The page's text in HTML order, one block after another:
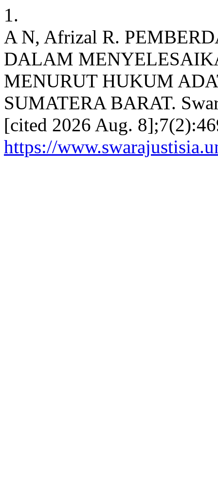
1.
A N, Afrizal R.
DALAM
MENURUT HUKUM
SUMATERA BARAT.
[cited 2026 Aug.
https://